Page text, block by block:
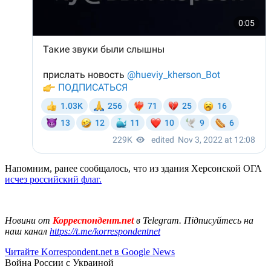
Напомним, ранее сообщалось, что из здания Херсонской ОГА
исчез российский флаг.
Новини от Корреспондент.netв Telegram. Підписуйтесь на
наш канал https://t.me/korrespondentnet
Читайте Korrespondent.net в Google News
Война России с Украиной